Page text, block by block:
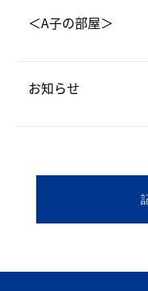
＜A子の部屋＞
お知らせ